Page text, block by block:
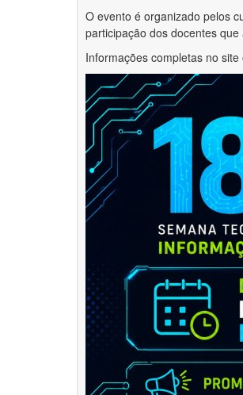
O evento é organizado pelos
participação dos docentes
Informações completas no